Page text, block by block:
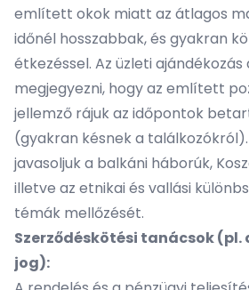
említett okok miatt az átlagos
időnél hosszabbak, és gyakran
étkezéssel. Az üzleti
megjegyezni, hogy az említett
jellemző rájuk az időpontok
(gyakran késnek a
javasoljuk a balkáni háborúk,
illetve az etnikai és vallási
témák mellőzését.
Szerződéskötési tanácsok
jog):